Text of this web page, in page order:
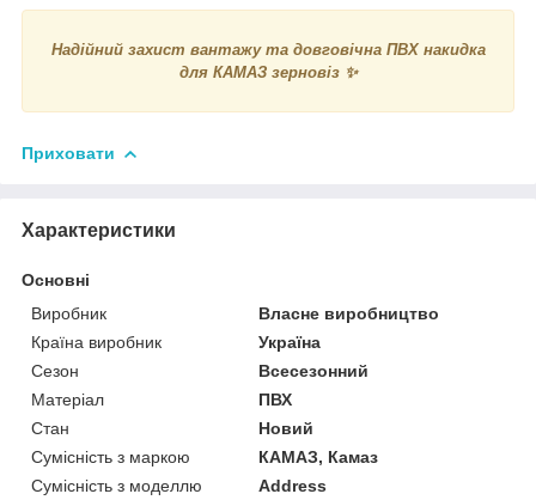
Надійний захист вантажу та довговічна ПВХ накидка
для КАМАЗ зерновіз ✨
Приховати
Характеристики
Основні
Виробник
Власне виробництво
Країна виробник
Україна
Сезон
Всесезонний
Матеріал
ПВХ
Стан
Новий
Сумісність з маркою
КАМАЗ, Камаз
Сумісність з моделлю
Address